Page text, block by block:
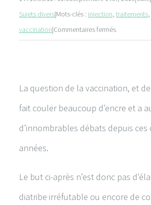
Sujets divers|Mots-clés : injection, traitements,
vaccination|Commentaires ferméssur
la
vaccination
La question de la vaccination, et
fait couler beaucoup d’encre et a
d’innombrables débats depuis ces
années.
Le but ci-après n’est donc pas
diatribe irréfutable ou encore de